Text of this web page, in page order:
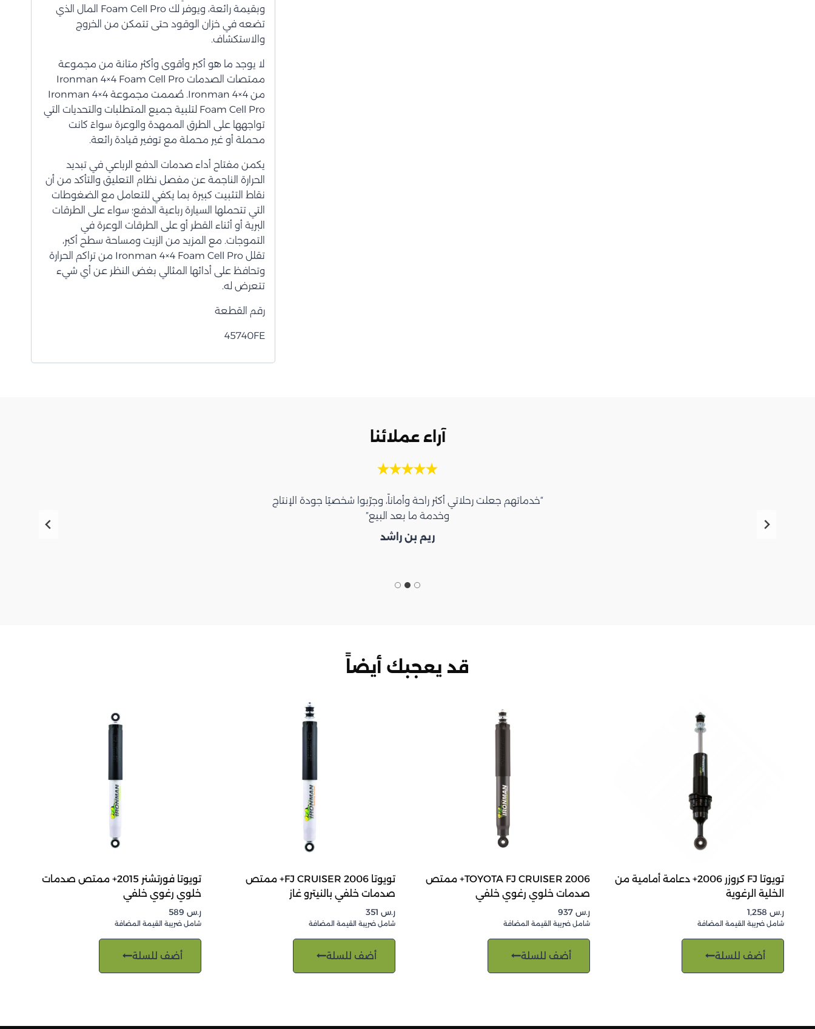
وبقيمة رائعة، ويوفر لك Foam Cell Pro المال الذي
تضعه في خزان الوقود حتى تتمكن من الخروج
والاستكشاف.
لا يوجد ما هو أكبر وأقوى وأكثر متانة من مجموعة
ممتصات الصدمات Ironman 4×4 Foam Cell Pro
من Ironman 4×4. صُممت مجموعة Ironman 4×4
Foam Cell Pro لتلبية جميع المتطلبات والتحديات التي
تواجهها على الطرق الممهدة والوعرة سواءً كانت
محملة أو غير محملة مع توفير قيادة رائعة.
يكمن مفتاح أداء صدمات الدفع الرباعي في تبديد
الحرارة الناجمة عن مفصل نظام التعليق والتأكد من أن
نقاط التثبيت كبيرة بما يكفي للتعامل مع الضغوطات
التي تتحملها السيارة رباعية الدفع؛ سواء على الطرقات
البرية أو أثناء القطر أو على الطرقات الوعرة في
التموجات. مع المزيد من الزيت ومساحة سطح أكبر،
تقلل Ironman 4×4 Foam Cell Pro من تراكم الحرارة
وتحافظ على أدائها المثالي بغض النظر عن أي شيء
تتعرض له.
رقم القطعة
45740FE
آراء عملائنا
“خدماتهم جعلت رحلاتي أكثر راحة وأماناً، وجرّبوا شخصيًا جودة الإنتاج
وخدمة ما بعد البيع”
ريم بن راشد
قد يعجبك أيضاً
تويوتا FJ كروزر 2006+ دعامة أمامية من
الخلية الرغوية
ر.س
شامل ضريبة القيمة المضافة
أضف للسلة
TOYOTA FJ CRUISER 2006+ ممتص
صدمات خلوي رغوي خلفي
ر.س 937
شامل ضريبة القيمة المضافة
أضف للسلة
تويوتا FJ CRUISER 2006+ ممتص
صدمات خلفي بالنيترو غاز
ر.س
شامل ضريبة القيمة المضافة
أضف للسلة
تويوتا فورتشنر 2015+ ممتص صدمات
خلوي رغوي خلفي
ر.س
شامل ضريبة القيمة المضافة
أضف للسلة